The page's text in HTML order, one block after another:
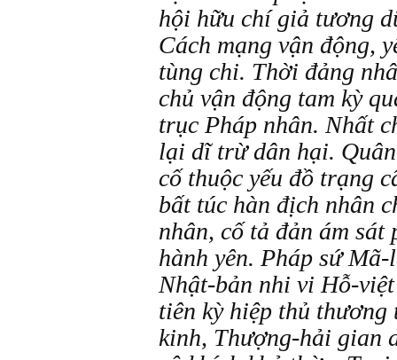
hội hữu chí giả tương
Cách mạng vận động,
tùng chi. Thời đảng
chủ vận động tam kỳ
trục Pháp nhân. Nhất
lại dĩ trừ dân hại.
cố thuộc yếu đồ trạng
bất túc hàn địch nhân
nhân, cố tả đản ám
hành yên. Pháp sứ
Nhật-bản nhi vi Hỗ-
tiên kỳ hiệp thủ
kinh, Thượng-hải gian